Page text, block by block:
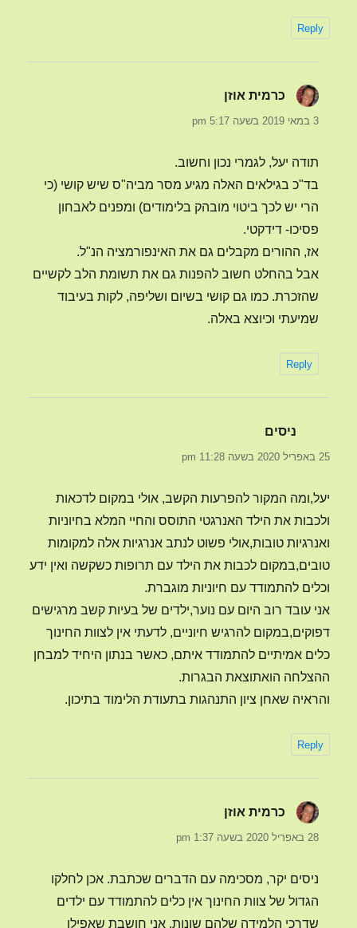
Reply
כרמית אוזן
3 במאי 2019 בשעה 5:17 pm
תודה יעל, לגמרי נכון וחשוב.
בד"כ בגילאים האלה מגיע מסר מביה"ס שיש קושי (כי
הרי יש לכך ביטוי מובהק בלימודים) ומפנים לאבחון
פסיכו- דידקטי.
אז, ההורים מקבלים גם את האינפורמציה הנ"ל.
אבל בהחלט חשוב להפנות גם את תשומת הלב לקשיים
שהזכרת. כמו גם קושי בשיום ושליפה, לקות בעיבוד
שמיעתי וכיוצא באלה.
Reply
ניסים
25 באפריל 2020 בשעה 11:28 pm
יעל,ומה המקור להפרעות הקשב, אולי במקום לדכאות
ולכבות את הילד האנרגטי התוסס והחיי המלא בחיוניות
ואנרגיות טובות,אולי פשוט לנתב אנרגיות אלה למקומות
טובים,במקום לכבות את הילד עם תרופות כשקשה ואין ידע
וכלים להתמודד עם חיוניות מוגברת.
אני עובד רוב היום עם נוער,ילדים של בעיות קשב מרגישים
דפוקים,במקום להרגיש חיוניים, לדעתי אין לצוות החינוך
כלים אמיתיים להתמודד איתם, כאשר בנתון היחיד למבחן
ההצלחה הואתוצאת הבגרות.
והראיה שאחן ציון התנהגות בתעודת הלימוד בתיכון.
Reply
כרמית אוזן
28 באפריל 2020 בשעה 1:37 pm
ניסים יקר, מסכימה עם הדברים שכתבת. אכן לחלקו
הגדול של צוות החינוך אין כלים להתמודד עם ילדים
שדרכי הלמידה שלהם שונות. אני חושבת שאפילו